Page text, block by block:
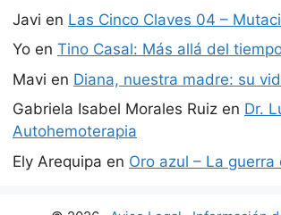
Javi en Las Cinco Claves 04 –
Yo en Tino Casal: Más allá del
Mavi en Diana, nuestra madre: su
Gabriela Isabel Morales Ruiz en Dr.
Autohemoterapia
Ely Arequipa en Oro azul – La guerra